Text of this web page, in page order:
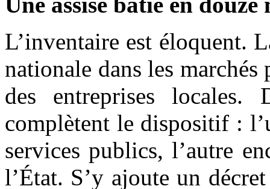
L’inventaire est éloquent.
nationale dans les
des entreprises locales.
complètent le dispositif :
services publics, l’autre
l’État. S’y ajoute un